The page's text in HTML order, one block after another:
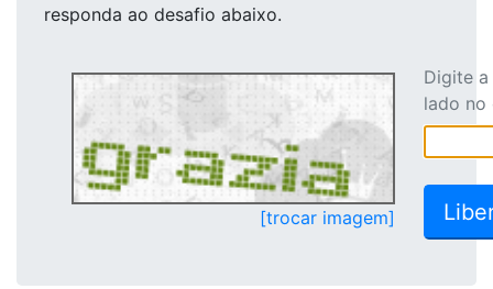
responda ao desafio abaixo.
[trocar imagem]
Digite
lado no